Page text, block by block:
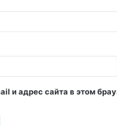
и адрес сайта в этом